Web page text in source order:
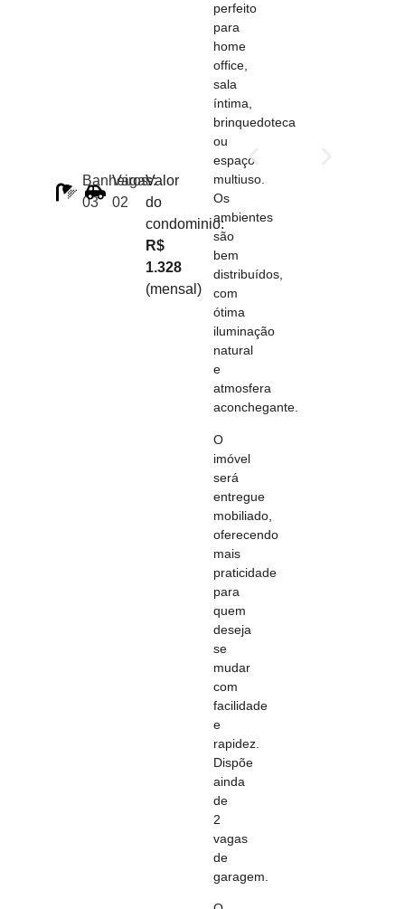
Banheiros:
03
Vagas:
02
Valor
do
condominio:
R$
1.328
(mensal)
perfeito
para
home
office,
sala
íntima,
brinquedoteca
ou
espaço
multiuso.
Os
ambientes
são
bem
distribuídos,
com
ótima
iluminação
natural
e
atmosfera
aconchegante.
O
imóvel
será
entregue
mobiliado,
oferecendo
mais
praticidade
para
quem
deseja
se
mudar
com
facilidade
e
rapidez.
Dispõe
ainda
de
2
vagas
de
garagem.